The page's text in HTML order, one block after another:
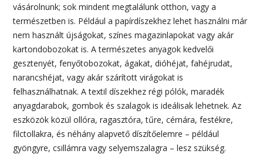
vásárolnunk; sok mindent megtalálunk otthon, vagy a
természetben is. Például a papírdíszekhez lehet használni már
nem használt újságokat, színes magazinlapokat vagy akár
kartondobozokat is. A természetes anyagok kedvelői
gesztenyét, fenyőtobozokat, ágakat, dióhéjat, fahéjrudat,
narancshéjat, vagy akár szárított virágokat is
felhasználhatnak. A textil díszekhez régi pólók, maradék
anyagdarabok, gombok és szalagok is ideálisak lehetnek. Az
eszközök közül ollóra, ragasztóra, tűre, cérnára, festékre,
filctollakra, és néhány alapvető díszítőelemre – például
gyöngyre, csillámra vagy selyemszalagra – lesz szükség.